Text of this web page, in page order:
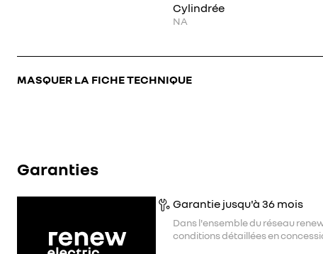
MASQUER LA FICHE TECHNIQUE
Cylindrée
NA
Garanties
Garantie jusqu'à 36 mois
Dans l'ensemble du réseau
conditions détaillées en